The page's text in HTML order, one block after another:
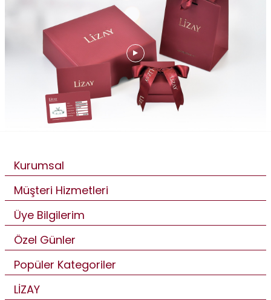
Kurumsal
Müşteri Hizmetleri
Üye Bilgilerim
Özel Günler
Popüler Kategoriler
LİZAY